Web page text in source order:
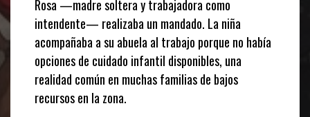
Rosa —madre soltera y trabajadora como
intendente— realizaba un mandado. La niña
acompañaba a su abuela al trabajo porque no había
opciones de cuidado infantil disponibles, una
realidad común en muchas familias de bajos
recursos en la zona.